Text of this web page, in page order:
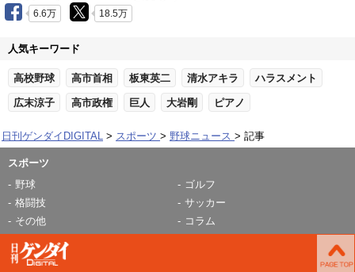
6.6万 18.5万
人気キーワード
高校野球 高市首相 板東英二 清水アキラ ハラスメント
広末涼子 高市政権 巨人 大岩剛 ピアノ
日刊ゲンダイDIGITAL スポーツ 野球ニュース 記事
スポーツ
野球
ゴルフ
格闘技
サッカー
その他
コラム